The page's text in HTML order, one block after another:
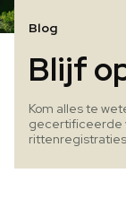
Blog
Blijf
Kom alles te
gecertificeerde